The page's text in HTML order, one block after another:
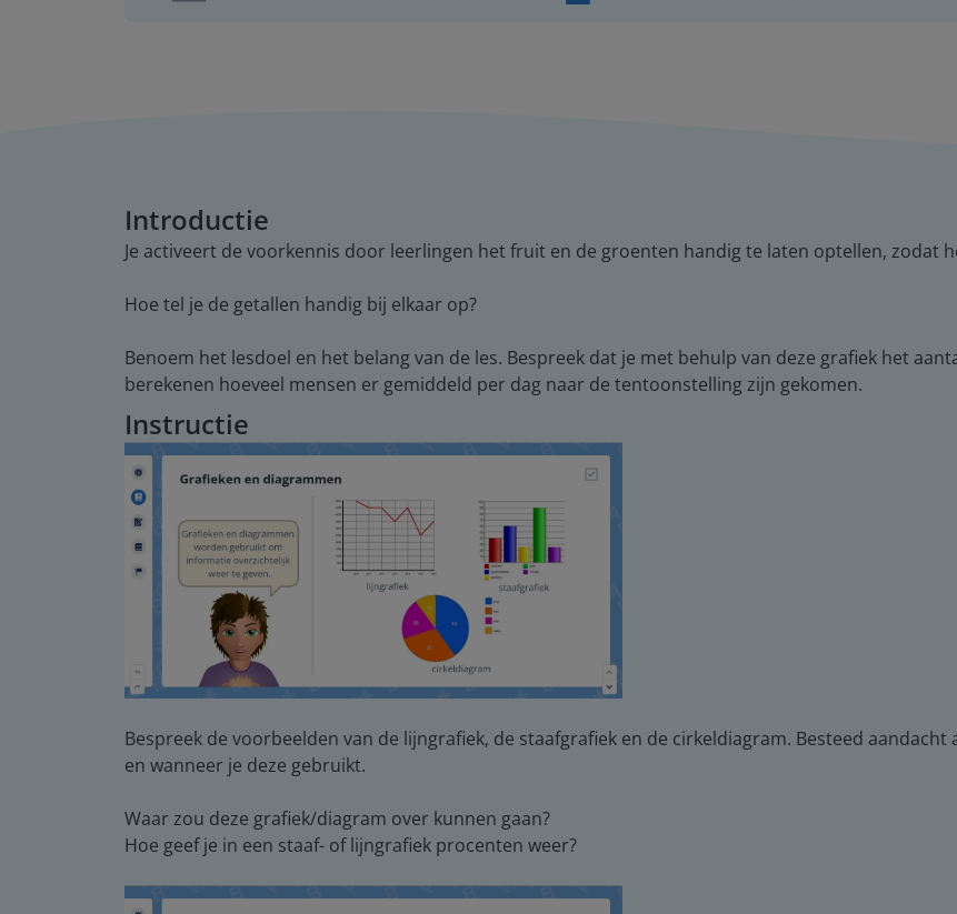
Introductie
Je activeert de voorkennis door leerlingen het fruit en de groenten handig te laten optellen, zodat
Hoe tel je de getallen handig bij elkaar op?
Benoem het lesdoel en het belang van de les. Bespreek dat je met behulp van deze grafiek het
berekenen hoeveel mensen er gemiddeld per dag naar de tentoonstelling zijn gekomen.
Instructie
Bespreek de voorbeelden van de lijngrafiek, de staafgrafiek en de cirkeldiagram. Besteed
en wanneer je deze gebruikt.
Waar zou deze grafiek/diagram over kunnen gaan?
Hoe geef je in een staaf- of lijngrafiek procenten weer?